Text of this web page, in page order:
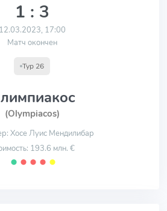
1 : 3
12.03.2023, 17:00
Матч окончен
Тур 26
(Olympiacos)
Хосе Луис Мендилибар
193.6 млн. €
⬤ ⬤ ⬤ ⬤ ⬤